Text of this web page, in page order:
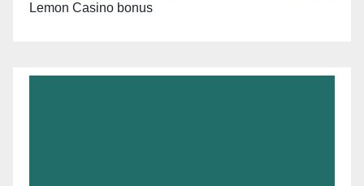
Lemon Casino bonus